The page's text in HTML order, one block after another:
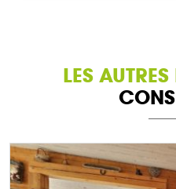
LES